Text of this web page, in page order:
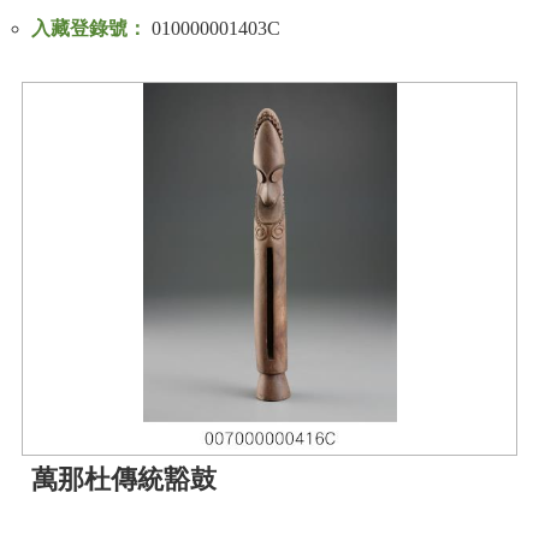
入藏登錄號： 010000001403C
萬那杜傳統豁鼓